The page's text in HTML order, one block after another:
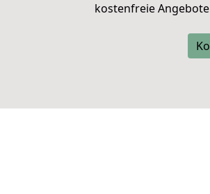
kostenfreie